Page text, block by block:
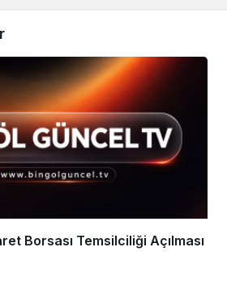
Borsası Temsilciliği Açılması